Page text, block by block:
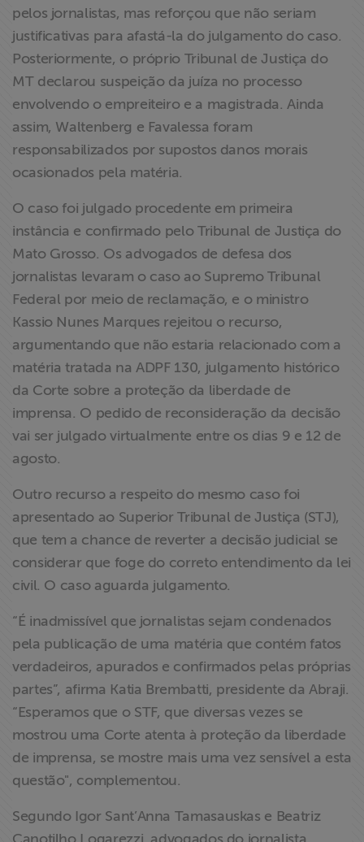
pelos jornalistas, mas reforçou que não seriam
justificativas para afastá-la do julgamento do caso.
Posteriormente, o próprio Tribunal de Justiça do
MT declarou suspeição da juíza no processo
envolvendo o empreiteiro e a magistrada. Ainda
assim, Waltenberg e Favalessa foram
responsabilizados por supostos danos morais
ocasionados pela matéria.
O caso foi julgado procedente em primeira
instância e confirmado pelo Tribunal de Justiça do
Mato Grosso. Os advogados de defesa dos
jornalistas levaram o caso ao Supremo Tribunal
Federal por meio de reclamação, e o ministro
Kassio Nunes Marques rejeitou o recurso,
argumentando que não estaria relacionado com a
matéria tratada na ADPF 130, julgamento histórico
da Corte sobre a proteção da liberdade de
imprensa. O pedido de reconsideração da decisão
vai ser julgado virtualmente entre os dias 9 e 12 de
agosto.
Outro recurso a respeito do mesmo caso foi
apresentado ao Superior Tribunal de Justiça (STJ),
que tem a chance de reverter a decisão judicial se
considerar que foge do correto entendimento da lei
civil. O caso aguarda julgamento.
“É inadmissível que jornalistas sejam condenados
pela publicação de uma matéria que contém fatos
verdadeiros, apurados e confirmados pelas próprias
partes”, afirma Katia Brembatti, presidente da Abraji.
“Esperamos que o STF, que diversas vezes se
mostrou uma Corte atenta à proteção da liberdade
de imprensa, se mostre mais uma vez sensível a esta
questão", complementou.
Segundo Igor Sant’Anna Tamasauskas e Beatriz